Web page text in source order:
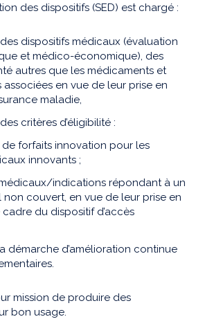
des dispositifs (SED) est chargé :
dispositifs médicaux (évaluation
et médico-économique), des
autres que les médicaments et
associées en vue de leur prise en
maladie,
critères d’éligibilité :
forfaits innovation pour les
innovants ;
indications répondant à un
couvert, en vue de leur prise en
du dispositif d’accès
démarche d’amélioration continue
mission de produire des
bon usage.